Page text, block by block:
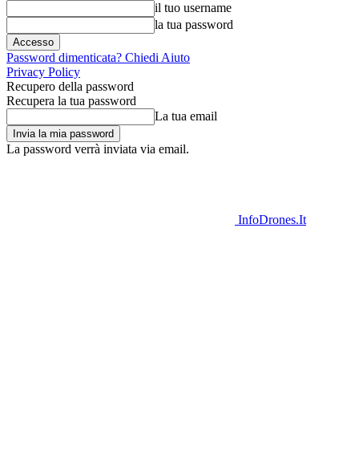
il tuo username
la tua password
Password dimenticata? Chiedi Aiuto
Privacy Policy
Recupero della password
Recupera la tua password
La tua email
La password verrà inviata via email.
InfoDrones.It